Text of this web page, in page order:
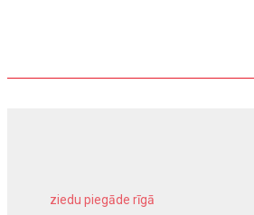
ziedu piegāde rīgā